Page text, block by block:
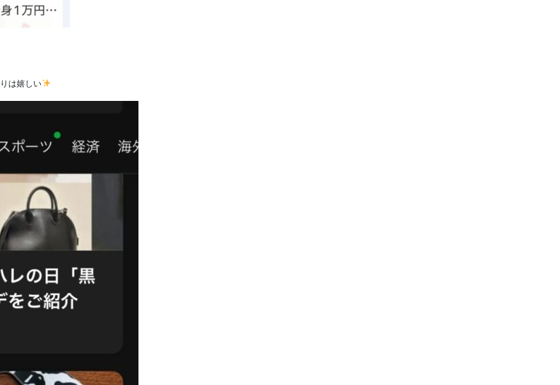
は嬉しい